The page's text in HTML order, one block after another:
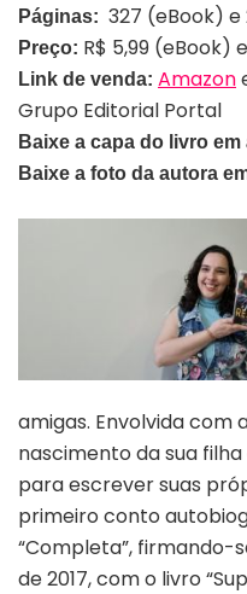
Páginas: ‎ 327 (eBook)
Preço: R$ 5,99 (eBook)
Link de venda: Amazon
Grupo Editorial Portal
Baixe a capa do livro em
Baixe a foto da autora
amigas. Envolvida com
nascimento da sua
para escrever suas
primeiro conto
“Completa”, firmando-
de 2017, com o livro